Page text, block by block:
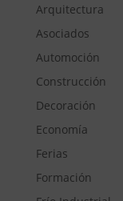
Arquitectura
Asociados
Automoción
Construcción
Decoración
Economía
Ferias
Formación